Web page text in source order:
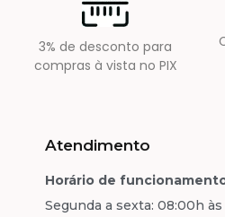
3% de desconto para
compras à vista no PIX
Atendimento
Horário de
Segunda a sexta: 08:00h às